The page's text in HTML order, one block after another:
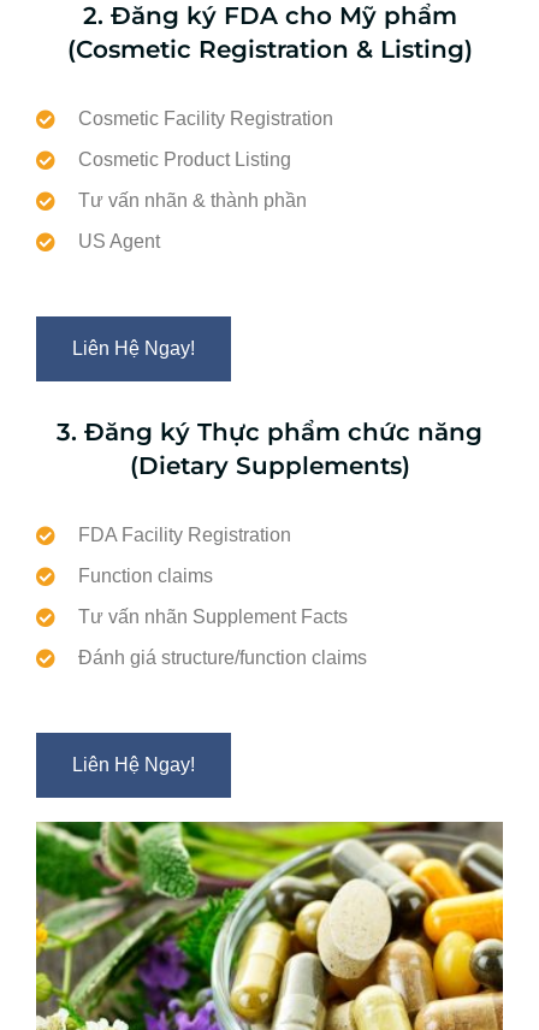
2. Đăng ký FDA cho Mỹ phẩm
(Cosmetic Registration & Listing)
Cosmetic Facility Registration
Cosmetic Product Listing
Tư vấn nhãn & thành phần
US Agent
Liên Hệ Ngay!
3. Đăng ký Thực phẩm chức năng
(Dietary Supplements)
FDA Facility Registration
Function claims
Tư vấn nhãn Supplement Facts
Đánh giá structure/function claims
Liên Hệ Ngay!